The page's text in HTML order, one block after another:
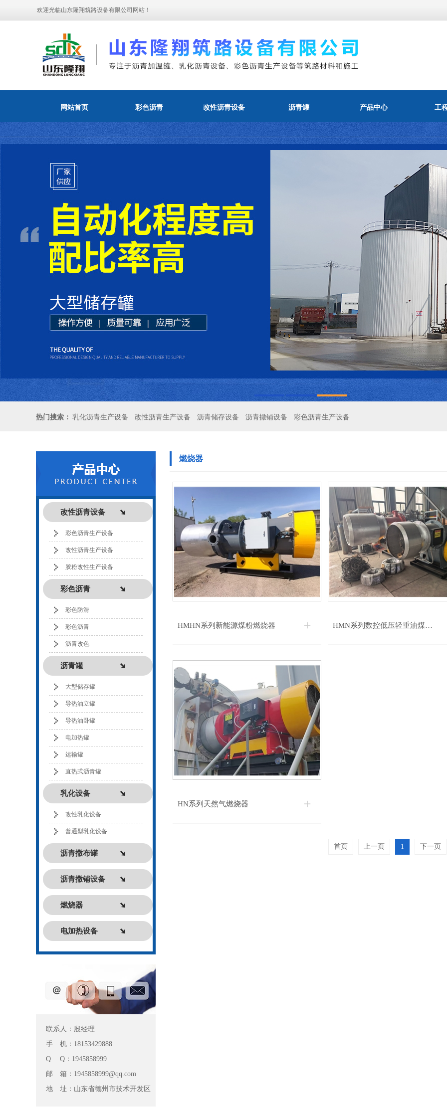
欢迎光临山东隆翔筑路设备有限公司网站！
网站首页 彩色沥青 改性沥青设备 沥青罐 产品中心 工
热门搜索： 乳化沥青生产设备 改性沥青生产设备 沥青储存设备 沥青撒铺设备 彩色沥青生产设备
改性沥青设备
彩色沥青生产设备
改性沥青生产设备
胶粉改性生产设备
彩色沥青
彩色防滑
彩色沥青
沥青改色
沥青罐
大型储存罐
导热油立罐
导热油卧罐
电加热罐
运输罐
直热式沥青罐
乳化设备
改性乳化设备
普通型乳化设备
沥青撒布罐
沥青撒铺设备
燃烧器
电加热设备
联系人：殷经理
手 机：18153429888
Q Q：1945858999
邮 箱：1945858999@qq.com
地 址：山东省德州市技术开发区
燃烧器
HMHN系列新能源煤粉燃烧器 HMN系列数控低压轻重油煤粉燃烧器
HN系列天然气燃烧器
首页 上一页 1 下一页